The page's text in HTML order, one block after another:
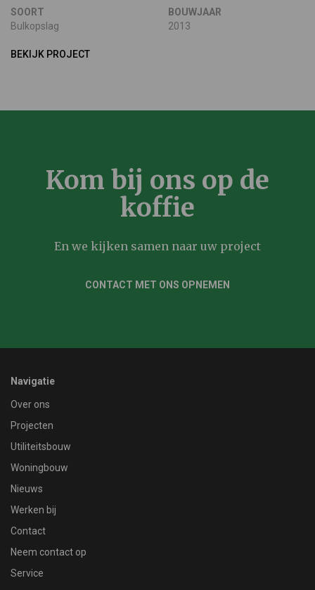
SOORT
Bulkopslag
BOUWJAAR
2013
BEKIJK PROJECT
Kom bij ons op de
koffie
En we kijken samen naar uw project
CONTACT MET ONS OPNEMEN
Navigatie
Over ons
Projecten
Utiliteitsbouw
Woningbouw
Nieuws
Werken bij
Contact
Neem contact op
Service